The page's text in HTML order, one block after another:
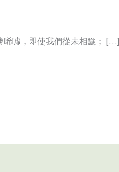
唏噓，即使我們從未相識； […]